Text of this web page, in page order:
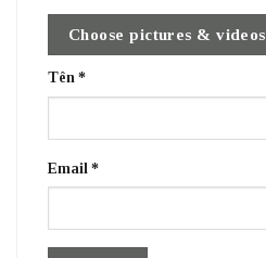
Choose pictures & videos
Tên *
Email *